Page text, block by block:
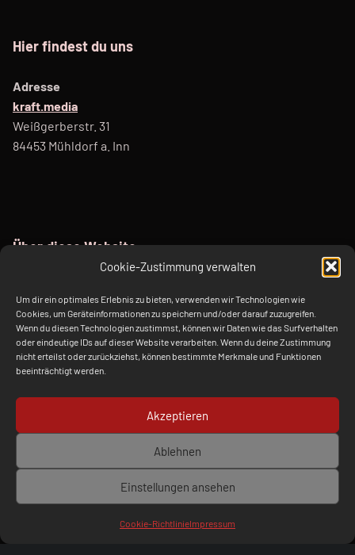
Cookie-Zustimmung verwalten
Um dir ein optimales Erlebnis zu bieten, verwenden wir Technologien wie
Cookies, um Geräteinformationen zu speichern und/oder darauf zuzugreifen.
Wenn du diesen Technologien zustimmst, können wir Daten wie das Surfverhalten
oder eindeutige IDs auf dieser Website verarbeiten. Wenn du deine Zustimmung
nicht erteilst oder zurückziehst, können bestimmte Merkmale und Funktionen
beeinträchtigt werden.
Akzeptieren
Ablehnen
Einstellungen ansehen
Cookie-RichtlinieImpressum
Menu
Hier findest du uns
Adresse
kraft.media
Weißgerberstr. 31
84453 Mühldorf a. Inn
Über diese Website
ChatBots mit juristischen Themen auf Basis von ChatGPT.
Sie wurde anlässlich des EDVGT 2023 ins Leben gerufen.
Verlagsberatung Kraft / kraft.media Weißgerberstr. 31, 84453
Facebook
Twitter
E-Mail Back to top ↑